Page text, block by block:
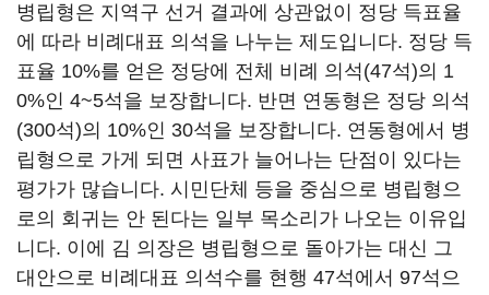
병립형은 지역구 선거 결과에 상관없이 정당 득표율
에 따라 비례대표 의석을 나누는 제도입니다. 정당 득
표율 10%를 얻은 정당에 전체 비례 의석(47석)의 1
0%인 4~5석을 보장합니다. 반면 연동형은 정당 의석
(300석)의 10%인 30석을 보장합니다. 연동형에서 병
립형으로 가게 되면 사표가 늘어나는 단점이 있다는
평가가 많습니다. 시민단체 등을 중심으로 병립형으
로의 회귀는 안 된다는 일부 목소리가 나오는 이유입
니다. 이에 김 의장은 병립형으로 돌아가는 대신 그
대안으로 비례대표 의석수를 현행 47석에서 97석으